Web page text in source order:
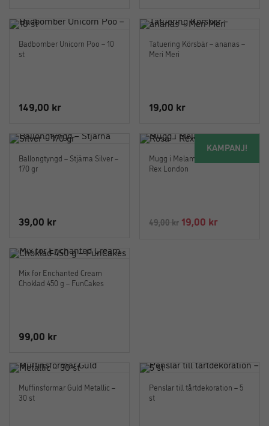
priset
priset
priset
Tatuering Körsbär – ananas –
Meri Meri
19,00 kr
Badbomber Unicorn Poo – 10
st
149,00 kr
KAMPANJ!
Mugg i Melamin 150 ml Rosa –
Rex London
49,00kr Det
19,00 krDet
Ballongtyngd – Stjärna Silver –
170 gr
39,00 kr
Mix for Enchanted Cream
Choklad 450 g – FunCakes
99,00 kr
Muffinsformar Guld Metallic –
30 st
Penslar till tårtdekoration – 5
st